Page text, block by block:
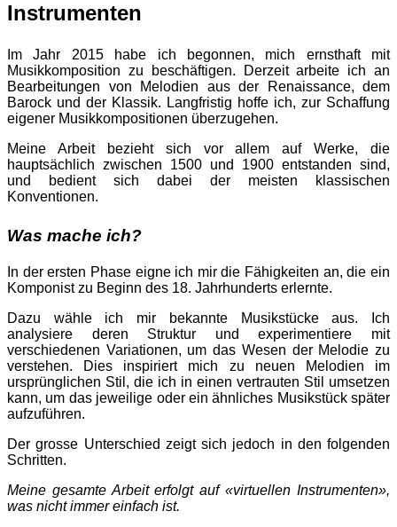
Instrumenten
Im Jahr 2015 habe ich begonnen, mich ernsthaft mit
Musikkomposition zu beschäftigen. Derzeit arbeite ich an
Bearbeitungen von Melodien aus der Renaissance, dem
Barock und der Klassik. Langfristig hoffe ich, zur Schaffung
eigener Musikkompositionen überzugehen.
Meine Arbeit bezieht sich vor allem auf Werke, die
hauptsächlich zwischen 1500 und 1900 entstanden sind,
und bedient sich dabei der meisten klassischen
Konventionen.
Was mache ich?
In der ersten Phase eigne ich mir die Fähigkeiten an, die ein
Komponist zu Beginn des 18. Jahrhunderts erlernte.
Dazu wähle ich mir bekannte Musikstücke aus. Ich
analysiere deren Struktur und experimentiere mit
verschiedenen Variationen, um das Wesen der Melodie zu
verstehen. Dies inspiriert mich zu neuen Melodien im
ursprünglichen Stil, die ich in einen vertrauten Stil umsetzen
kann, um das jeweilige oder ein ähnliches Musikstück später
aufzuführen.
Der grosse Unterschied zeigt sich jedoch in den folgenden
Schritten.
Meine gesamte Arbeit erfolgt auf «virtuellen Instrumenten»,
was nicht immer einfach ist.